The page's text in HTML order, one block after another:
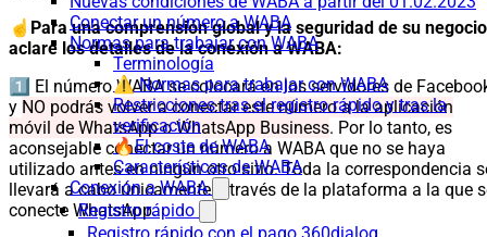
Conectar un número a WABA
Normas para trabajar con WABA
Terminología
⚠️ Normas para trabajar con WABA
Restricciones tras el registro rápido y tras la
verificación
🔥El coste de WABA
Características de WABA
Conexión a WABA
Registro rápido
☝️ Para una comprensión global y la seguridad de su
aclare los detalles de la conexión a WABA:
1️⃣ El número WABA se colocará en los servidores de
y NO podrás volver a conectar este número a la aplicación
móvil de WhatsApp o WhatsApp Business. Por lo tanto, es
aconsejable conectar un número a WABA que no se haya
utilizado antes en ningún otro sitio. Toda la correspondencia
llevará a cabo únicamente a través de la plataforma a la que
conecte WhatsApp.